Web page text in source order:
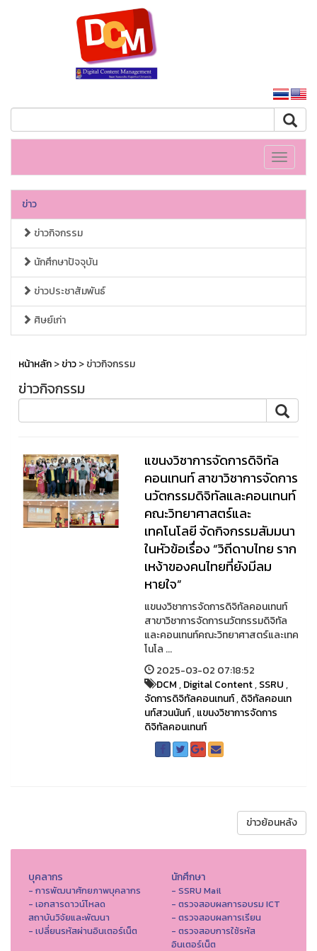
Toggle
ข่าว
ข่าวกิจกรรม
นักศึกษาปัจจุบัน
ข่าวประชาสัมพันธ์
ศิษย์เก่า
หน้าหลัก>ข่าว> ข่าวกิจกรรม
ข่าวกิจกรรม
แขนงวิชาการจัดการดิจิทัล
คอนเทนท์ สาขาวิชาการจัดการ
นวัตกรรมดิจิทัลและคอนเทนท์
คณะวิทยาศาสตร์และ
เทคโนโลยี จัดกิจกรรมสัมมนา
ในหัวข้อเรื่อง “วิถีดาบไทย ราก
เหง้าของคนไทยที่ยังมีลม
หายใจ”
แขนงวิชาการจัดการดิจิทัลคอนเทนท์
สาขาวิชาการจัดการนวัตกรรมดิจิทัล
และคอนเทนท์คณะวิทยาศาสตร์และเทค
โนโล ...
2025-03-02 07:18:52
DCM,Digital Content,SSRU,
จัดการดิจิทัลคอนเทนท์,ดิจิทัลคอนเท
นท์สวนนันท์,แขนงวิชาการจัดการ
ดิจิทัลคอนเทนท์
ข่าวย้อนหลัง
บุคลากร
- การพัฒนาศักยภาพบุคลากร
- เอกสารดาวน์โหลด
สถาบันวิจัยและพัฒนา
- เปลี่ยนรหัสผ่านอินเตอร์เน็ต
นักศึกษา
- SSRU Mail
- ตรวจสอบผลการอบรม ICT
- ตรวจสอบผลการเรียน
- ตรวจสอบการใช้รหัส
อินเตอร์เน็ต